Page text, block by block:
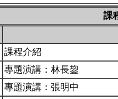
課
課程介紹
專題演講：林長鋆
專題演講：張明中